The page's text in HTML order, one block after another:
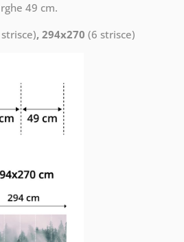
49 cm.
, 294x270 (6 strisce)